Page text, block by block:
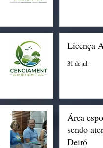
Licença
31 de jul.
Área
sendo
Deiró